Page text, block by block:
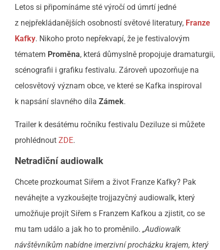
Letos si připomínáme sté výročí od úmrtí jedné
z nejpřekládanějších osobností světové literatury, Franze
Kafky. Nikoho proto nepřekvapí, že je festivalovým
tématem Proměna, která důmyslně propojuje dramaturgii,
scénografii i grafiku festivalu. Zároveň upozorňuje na
celosvětový význam obce, ve které se Kafka inspiroval
k napsání slavného díla Zámek.
Trailer k desátému ročníku festivalu Deziluze si můžete
prohlédnout ZDE.
Netradiční audiowalk
Chcete prozkoumat Siřem a život Franze Kafky? Pak
neváhejte a vyzkoušejte trojjazyčný audiowalk, který
umožňuje projít Siřem s Franzem Kafkou a zjistit, co se
mu tam událo a jak ho to proměnilo. „Audiowalk
návštěvníkům nabídne imerzivní procházku krajem, který